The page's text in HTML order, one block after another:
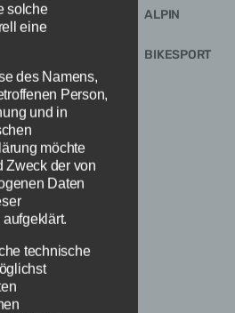
der
ALPIN
BIKESPORT
solche
eine
des Namens,
Person,
und in
möchte
Zweck der von
Daten
technische